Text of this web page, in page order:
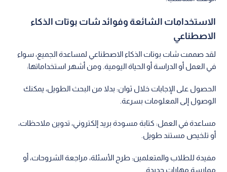
الاستخدامات الشائعة وفوائد شات بوتات الذكاء
الاصطناعي
لقد صممت شات بوتات الذكاء الاصطناعي لمساعدة الجميع، سواء
في العمل أو الدراسة أو الحياة اليومية. ومن أشهر استخداماتها:
الحصول على الإجابات خلال ثوان: بدلا من البحث الطويل، يمكنك
الوصول إلى المعلومات بسرعة.
مساعدة في العمل: كتابة مسودة بريد إلكتروني، تدوين ملاحظات،
أو تلخيص مستند طويل.
مفيدة للطلاب والمتعلمين: طرح الأسئلة، مراجعة الشروحات، أو
ممارسة مهارات جديدة.